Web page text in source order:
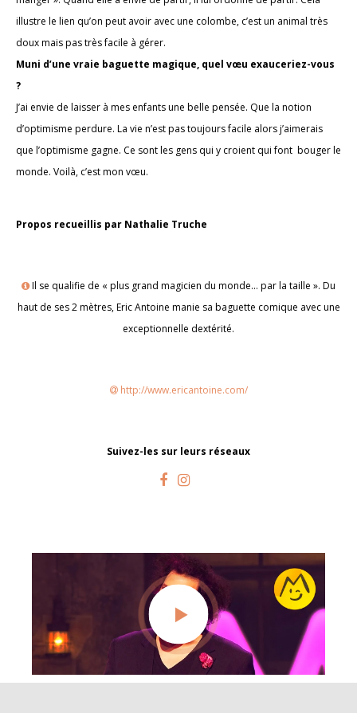
illustre le lien qu’on peut avoir avec une colombe, c’est un animal très
doux mais pas très facile à gérer.
Muni d’une vraie baguette magique, quel vœu exauceriez-vous
?
J’ai envie de laisser à mes enfants une belle pensée. Que la notion
d’optimisme perdure. La vie n’est pas toujours facile alors j’aimerais
que l’optimisme gagne. Ce sont les gens qui y croient qui font bouger le
monde. Voilà, c’est mon vœu.
Propos recueillis par Nathalie Truche
Il se qualifie de « plus grand magicien du monde… par la taille ». Du
haut de ses 2 mètres, Eric Antoine manie sa baguette comique avec une
exceptionnelle dextérité.
http://www.ericantoine.com/
Suivez-les sur leurs réseaux